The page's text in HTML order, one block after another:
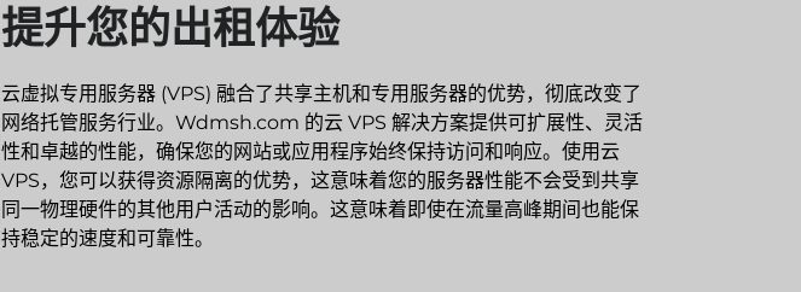
提升您的出租体验
云虚拟专用服务器 (VPS) 融合了共享主机和专用服务器的优势，彻底改变了
网络托管服务行业。Wdmsh.com 的云 VPS 解决方案提供可扩展性、灵活
性和卓越的性能，确保您的网站或应用程序始终保持访问和响应。使用云
VPS，您可以获得资源隔离的优势，这意味着您的服务器性能不会受到共享
同一物理硬件的其他用户活动的影响。这意味着即使在流量高峰期间也能保
持稳定的速度和可靠性。